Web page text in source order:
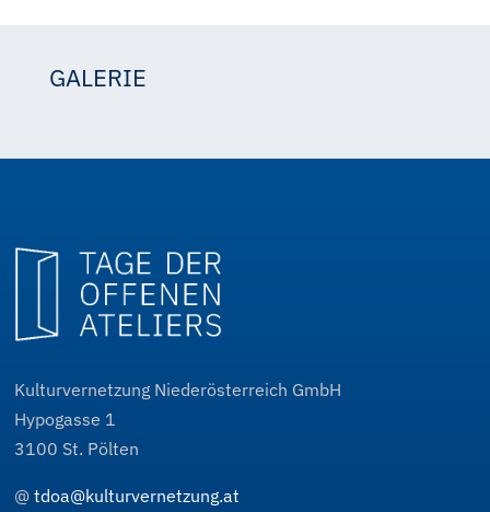
GALERIE
Kulturvernetzung Niederösterreich GmbH
Hypogasse 1
3100 St. Pölten
@tdoa@kulturvernetzung.at